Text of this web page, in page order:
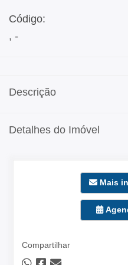
Código:
, -
Descrição
Detalhes do Imóvel
Mais
Compartilhar